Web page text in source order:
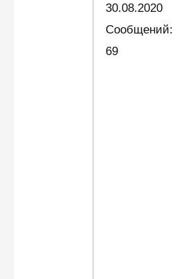
30.08.2020
Сообщений:
69